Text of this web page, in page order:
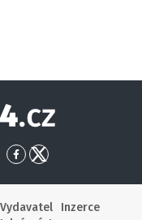
Globe24
PřejítPřejít
Vydavatel
Inzerce